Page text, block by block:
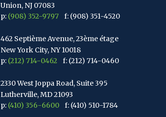
Union, NJ 07083
p: (908) 352-9797 f: (908) 351-4520
462 Septième Avenue, 23ème étage
New York City, NY 10018
p: (212) 714-0462 f: (212) 714-0460
2330 West Joppa Road, Suite 395
Lutherville, MD 21093
p: (410) 356-6600 f: (410) 510-1784